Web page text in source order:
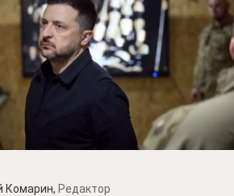
Комарин, Редактор